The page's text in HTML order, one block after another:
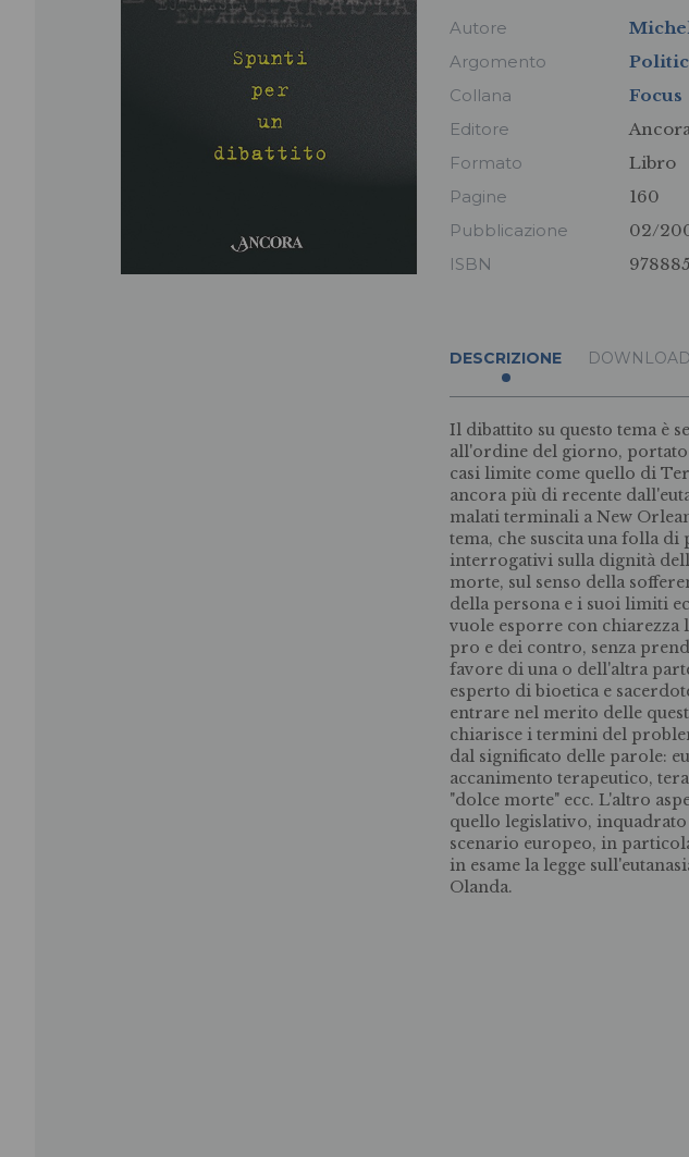
Autore
Argomento
Collana
Focus
Editore
Formato
Libro
Pagine
160
Pubblicazione
02/
ISBN
DESCRIZIONE DOWNLOAD
Il dibattito su questo tema è
all'ordine del giorno,
casi limite come quello di
ancora più di recente
malati terminali a New
tema, che suscita una folla di
interrogativi sulla dignità
morte, sul senso della
della persona e i suoi limiti
vuole esporre con chiarezza
pro e dei contro, senza
favore di una o dell'altra
esperto di bioetica e
entrare nel merito delle
chiarisce i termini del
dal significato delle parole:
accanimento terapeutico,
"dolce morte" ecc. L'altro
quello legislativo,
scenario europeo, in
in esame la legge
Olanda.